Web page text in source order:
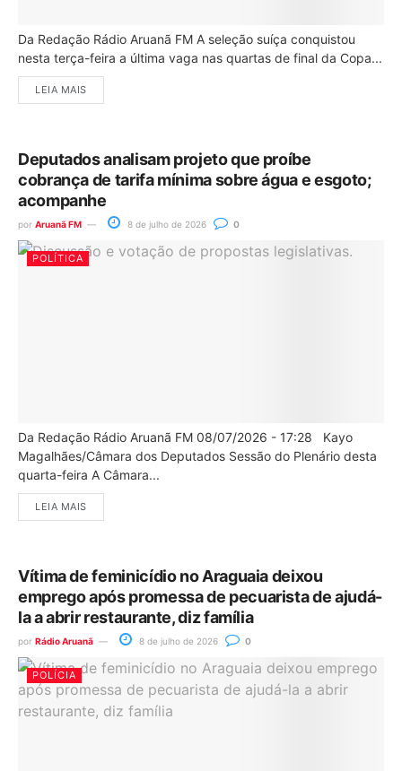
Da Redação Rádio Aruanã FM A seleção suíça conquistou
nesta terça-feira a última vaga nas quartas de final da Copa...
LEIA MAIS
Deputados analisam projeto que proíbe
cobrança de tarifa mínima sobre água e esgoto;
acompanhe
por Aruanã FM 8 de julho de 2026 0
POLÍTICA
Da Redação Rádio Aruanã FM 08/07/2026 - 17:28 Kayo
Magalhães/Câmara dos Deputados Sessão do Plenário desta
quarta-feira A Câmara...
LEIA MAIS
Vítima de feminicídio no Araguaia deixou
emprego após promessa de pecuarista de ajudá-
la a abrir restaurante, diz família
por Rádio Aruanã 8 de julho de 2026 0
POLÍCIA